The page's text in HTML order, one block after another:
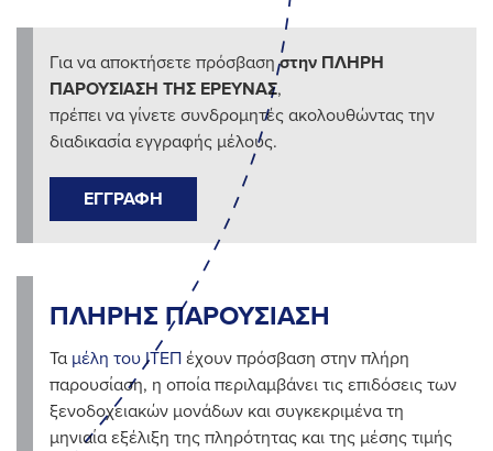
Για να αποκτήσετε πρόσβασηστην ΠΛΗΡΗ
ΠΑΡΟΥΣΙΑΣΗ ΤΗΣ ΕΡΕΥΝΑΣ,
πρέπει να γίνετε συνδρομητές ακολουθώντας την
διαδικασία εγγραφής μέλους.
ΕΓΓΡΑΦΗ
ΠΛΗΡΗΣ ΠΑΡΟΥΣΙΑΣΗ
Τα μέλη του ΙΤΕΠ έχουν πρόσβαση στην πλήρη
παρουσίαση, η οποία περιλαμβάνει τις επιδόσεις των
ξενοδοχειακών μονάδων και συγκεκριμένα τη
μηνιαία εξέλιξη της πληρότητας και της μέσης τιμής